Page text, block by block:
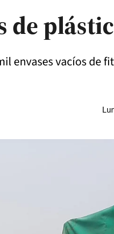
de
envases vacíos de